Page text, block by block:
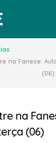
na Fanese:
(06)
na
(06)